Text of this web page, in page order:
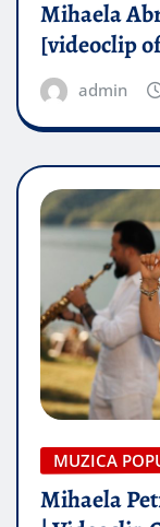
Mihaela
[videoclip
admin
MUZICA
Mihaela